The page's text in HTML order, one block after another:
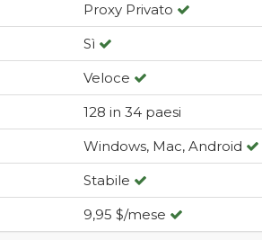
Proxy Privato
Sì
Veloce
128 in 34 paesi
Windows, Mac, Android
Stabile
9,95 $/mese